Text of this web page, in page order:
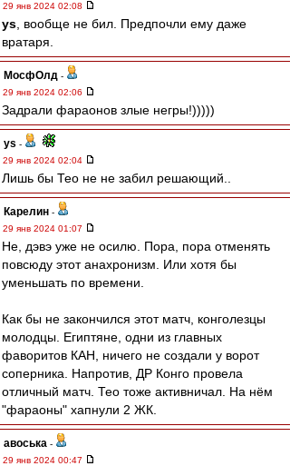
29 янв 2024 02:08
ys , вообще не бил. Предпочли ему даже
вратаря.
МосфОлд -
29 янв 2024 02:06
Задрали фараонов злые негры!)))))
ys -
29 янв 2024 02:04
Лишь бы Тео не не забил решающий..
Карелин -
29 янв 2024 01:07
Не, дэвэ уже не осилю. Пора, пора отменять
повсюду этот анахронизм. Или хотя бы
уменьшать по времени.
Как бы не закончился этот матч, конголезцы
молодцы. Египтяне, одни из главных
фаворитов КАН, ничего не создали у ворот
соперника. Напротив, ДР Конго провела
отличный матч. Тео тоже активничал. На нём
"фараоны" хапнули 2 ЖК.
авоська -
29 янв 2024 00:47